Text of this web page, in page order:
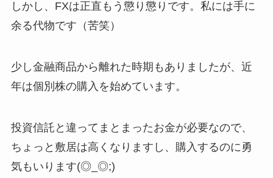
しかし、FXは正直もう懲り懲りです。私には手に
余る代物です（苦笑）
少し金融商品から離れた時期もありましたが、近
年は個別株の購入を始めています。
投資信託と違ってまとまったお金が必要なので、
ちょっと敷居は高くなりますし、購入するのに勇
気もいります(◎_◎;)